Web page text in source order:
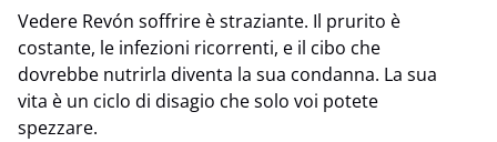
Vedere Revón soffrire è straziante. Il prurito è
costante, le infezioni ricorrenti, e il cibo che
dovrebbe nutrirla diventa la sua condanna. La sua
vita è un ciclo di disagio che solo voi potete
spezzare.